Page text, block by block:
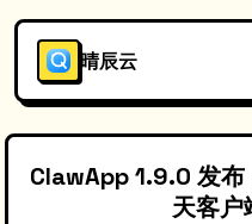
晴辰云
ClawApp 1.9.0 发布
天客户